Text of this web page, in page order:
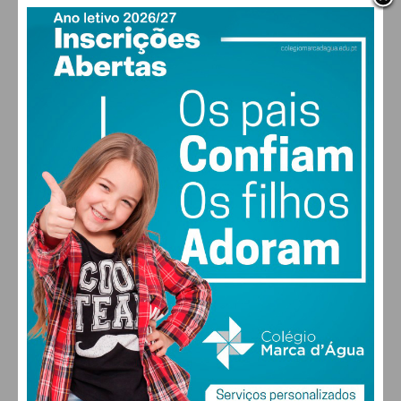
Castelo de
Paiva
30 25 2 *
Felgueiras 428 * * *
Lousada 358 *